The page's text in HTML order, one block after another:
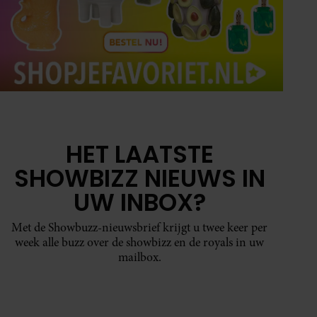
met onze cookies als u
HET LAATSTE
SHOWBIZZ NIEUWS IN
UW INBOX?
Met de Showbuzz-nieuwsbrief krijgt u twee keer per
week alle buzz over de showbizz en de royals in uw
mailbox.